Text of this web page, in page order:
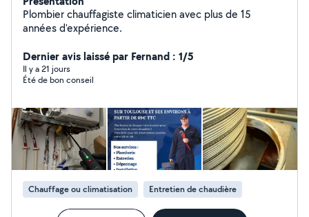
Plombier chauffagiste climaticien avec plus de 15
années d'expérience.
Dernier avis laissé par Fernand : 1/5
Il y a 21 jours
Été de bon conseil
Chauffage ou climatisation Entretien de chaudière